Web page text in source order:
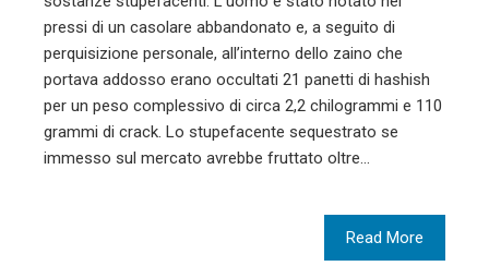
pressi di un casolare abbandonato e, a seguito di
perquisizione personale, all’interno dello zaino che
portava addosso erano occultati 21 panetti di hashish
per un peso complessivo di circa 2,2 chilogrammi e 110
grammi di crack. Lo stupefacente sequestrato se
immesso sul mercato avrebbe fruttato oltre…
Read More